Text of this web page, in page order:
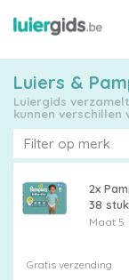
Luiers &
Luiergids
kunnen verschillen
Filter op merk
2x
38
Maat 5
Gratis verzending